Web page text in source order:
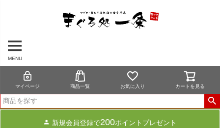
MENU
マイページ 商品一覧 お気に入り カートを見る
新規会員登録で200ポイントプレゼント